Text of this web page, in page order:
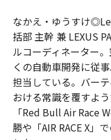
なかえ・ゆうすけ
括部 主幹 兼 LEXUS
ルコーディネーター
くの自動車開発に従
担当している。バー
おける常識を覆すよ
「Red Bull Air Race
勝や「AIR RACE X」